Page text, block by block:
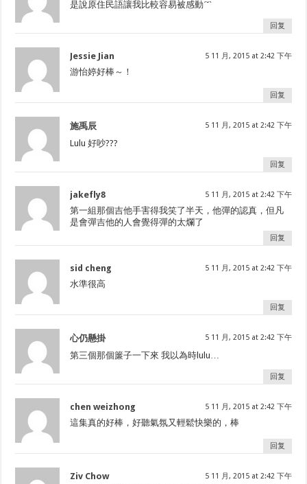
是說原住民語讓我比較容易被感動ˊˇˋ
回复
Jessie Jian 5 11 月, 2015 at 2:42 下午
游怡婷好棒～！
回复
施禹辰 5 11 月, 2015 at 2:42 下午
Lulu 好吵???
回复
jakefly8 5 11 月, 2015 at 2:42 下午
第一組那個吉他手害得我笑了半天，他彈的認真，但凡
是會彈吉他的人會覺得彈的太爛了
回复
sid cheng 5 11 月, 2015 at 2:42 下午
水準很高
回复
心仍懸掛 5 11 月, 2015 at 2:42 下午
第三個那個簾子一下來 我以為時lulu…
回复
chen weizhong 5 11 月, 2015 at 2:42 下午
這集真的好棒，好聽氣氛又輕鬆快樂的，棒
回复
Ziv Chow 5 11 月, 2015 at 2:42 下午